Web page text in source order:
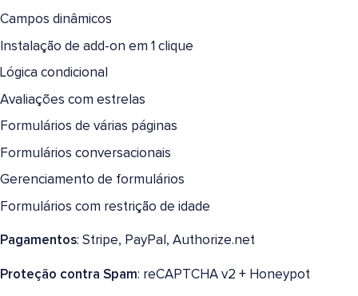
Campos dinâmicos
Instalação de add-on em 1 clique
Lógica condicional
Avaliações com estrelas
Formulários de várias páginas
Formulários conversacionais
Gerenciamento de formulários
Formulários com restrição de idade
Pagamentos: Stripe, PayPal, Authorize.net
Proteção contra Spam: reCAPTCHA v2 + Honeypot